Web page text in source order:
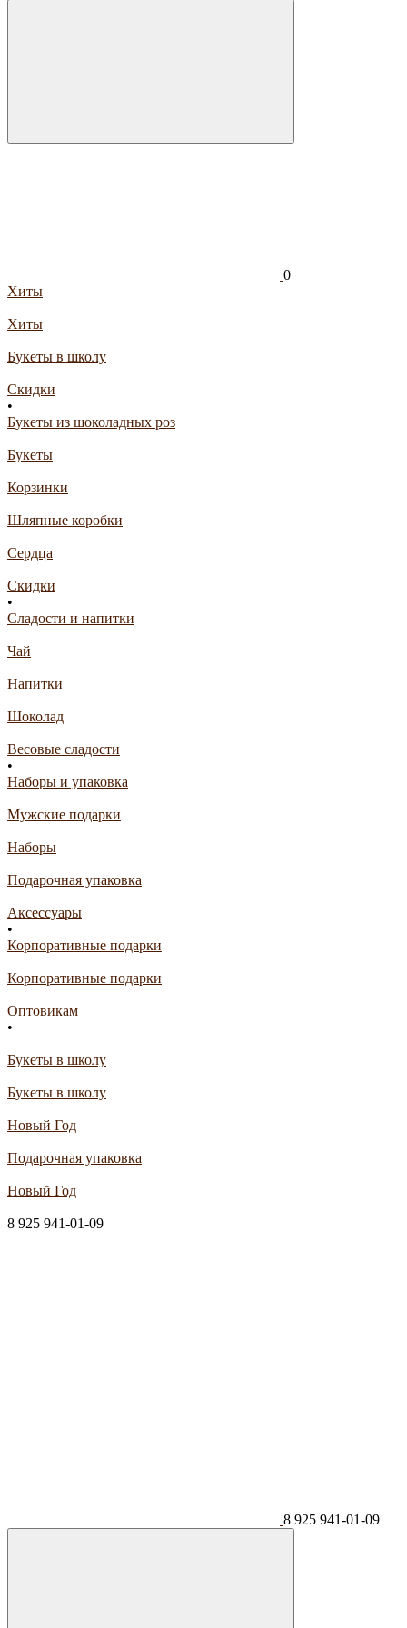
0
Хиты
Хиты
Букеты в школу
Скидки
•
Букеты из шоколадных роз
Букеты
Корзинки
Шляпные коробки
Сердца
Скидки
•
Сладости и напитки
Чай
Напитки
Шоколад
Весовые сладости
•
Наборы и упаковка
Мужские подарки
Наборы
Подарочная упаковка
Аксессуары
•
Корпоративные подарки
Корпоративные подарки
Оптовикам
•
Букеты в школу
Букеты в школу
Новый Год
Подарочная упаковка
Новый Год
8 925 941-01-09
8 925 941-01-09